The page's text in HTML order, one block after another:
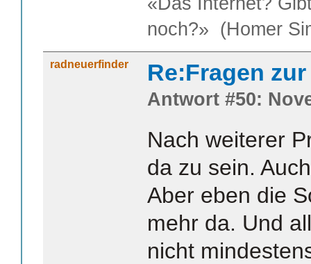
noch?» (Homer
radneuerfinder Re:Fragen
Antwort #50:
Nach weiterer
da zu sein.
Aber eben die
mehr da. Und
nicht